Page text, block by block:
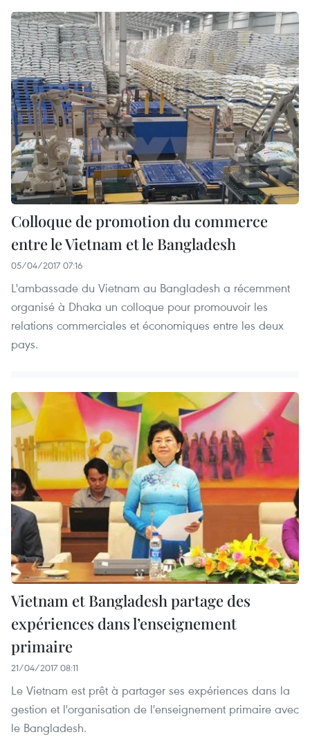
Colloque de promotion du commerce
entre le Vietnam et le Bangladesh
05/04/2017 07:16
L'ambassade du Vietnam au Bangladesh a récemment
organisé à Dhaka un colloque pour promouvoir les
relations commerciales et économiques entre les deux
pays.
Vietnam et Bangladesh partage des
expériences dans l’enseignement
primaire
21/04/2017 08:11
Le Vietnam est prêt à partager ses expériences dans la
gestion et l'organisation de l'enseignement primaire avec
le Bangladesh.